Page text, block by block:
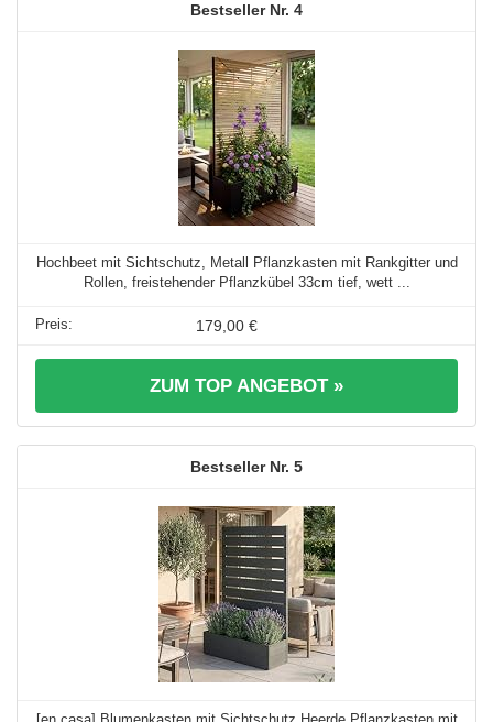
4
Hochbeet mit Sichtschutz, Metall Pflanzkasten mit Rankgitter und
Rollen, freistehender Pflanzkübel 33cm tief, wett ...
179,00 €
ZUM TOP ANGEBOT »
5